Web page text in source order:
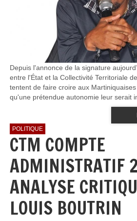
Depuis l'annonce de la signature
entre l'État et la Collectivité Territoriale
tentent de faire croire aux
qu'une prétendue autonomie leur serait
POLITIQUE
CTM COMPTE
ADMINISTRATIF
ANALYSE
LOUIS BOUTRIN